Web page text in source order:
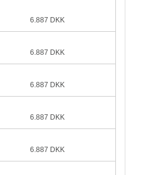
6.887 DKK
6.887 DKK
6.887 DKK
6.887 DKK
6.887 DKK